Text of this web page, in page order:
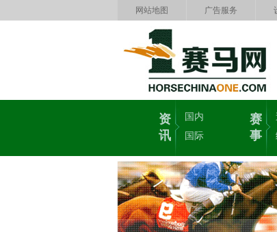
网站地图 广告服务
资
讯
国内
国际
赛
事